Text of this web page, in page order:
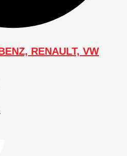
RENAULT, VW